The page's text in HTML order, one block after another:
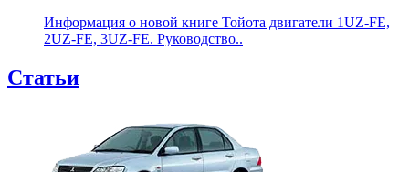
Информация о новой книге Тойота двигатели 1UZ-FE,
2UZ-FE, 3UZ-FE. Руководство..
Статьи